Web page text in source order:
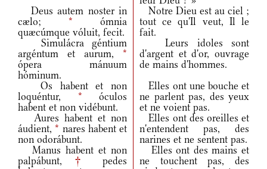
Deus autem noster in
cælo; * ómnia
quæcúmque vóluit, fecit.
Notre Dieu est au ciel ;
tout ce qu'Il veut, Il le
fait.
Simulácra géntium
argéntum et aurum, *
ópera mánuum
hóminum.
Leurs idoles sont
d'argent et d'or, ouvrage
de mains d'hommes.
Os habent et non
loquéntur, * óculos
habent et non vidébunt.
Elles ont une bouche et
ne parlent pas, des yeux
et ne voient pas.
Aures habent et non
áudient,* nares habent et
non odorábunt.
Elles ont des oreilles et
n'entendent pas, des
narines et ne sentent pas.
Manus habent et non
palpábunt, †
pedes
Elles ont des mains et
ne touchent pas, des